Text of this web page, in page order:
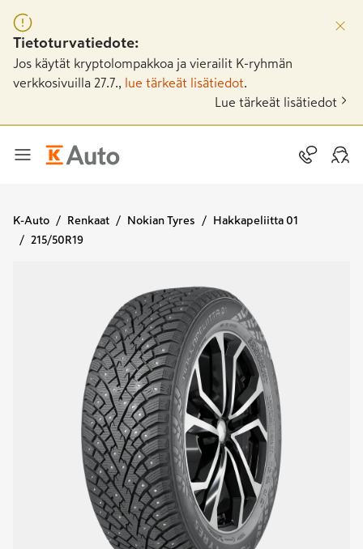
Tietoturvatiedote:
Jos käytät kryptolompakkoa ja vierailit K-ryhmän
verkkosivuilla 27.7.,
lue tärkeät lisätiedot
Lue tärkeät lisätiedot
K-Auto Renkaat Nokian Tyres
Hakkapeliitta 01
215/50R19